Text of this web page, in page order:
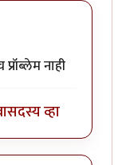
नाही
सदस्य व्हा